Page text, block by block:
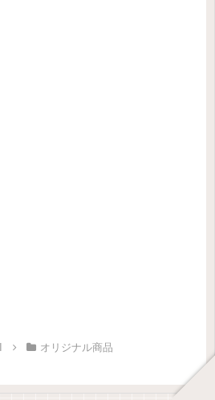
オリジナル商品